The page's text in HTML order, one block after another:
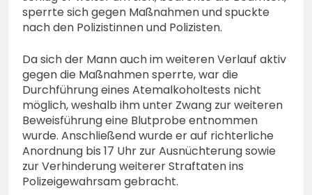
sperrte sich gegen Maßnahmen und spuckte
nach den Polizistinnen und Polizisten.
Da sich der Mann auch im weiteren Verlauf aktiv
gegen die Maßnahmen sperrte, war die
Durchführung eines Atemalkoholtests nicht
möglich, weshalb ihm unter Zwang zur weiteren
Beweisführung eine Blutprobe entnommen
wurde. Anschließend wurde er auf richterliche
Anordnung bis 17 Uhr zur Ausnüchterung sowie
zur Verhinderung weiterer Straftaten ins
Polizeigewahrsam gebracht.